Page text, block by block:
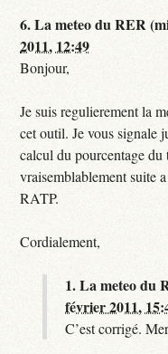
6.La meteo du RER
2011, 12:49
Bonjour,
Je suis regulierement la
cet outil. Je vous signale
calcul du pourcentage du
vraisemblablement suite
RATP.
Cordialement,
1.La meteo du
février 2011,
C’est corrigé.